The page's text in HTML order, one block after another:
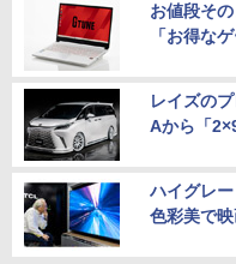
お値段そ
「お得な
レイズの
Aから「
ハイグレ
色彩美で